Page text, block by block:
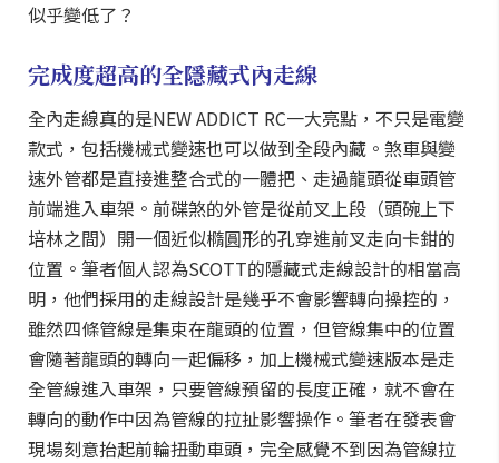
似乎變低了？
完成度超高的全隱藏式內走線
全內走線真的是NEW ADDICT RC一大亮點，不只是電變
款式，包括機械式變速也可以做到全段內藏。煞車與變
速外管都是直接進整合式的一體把、走過龍頭從車頭管
前端進入車架。前碟煞的外管是從前叉上段（頭碗上下
培林之間）開一個近似橢圓形的孔穿進前叉走向卡鉗的
位置。筆者個人認為SCOTT的隱藏式走線設計的相當高
明，他們採用的走線設計是幾乎不會影響轉向操控的，
雖然四條管線是集束在龍頭的位置，但管線集中的位置
會隨著龍頭的轉向一起偏移，加上機械式變速版本是走
全管線進入車架，只要管線預留的長度正確，就不會在
轉向的動作中因為管線的拉扯影響操作。筆者在發表會
現場刻意抬起前輪扭動車頭，完全感覺不到因為管線拉